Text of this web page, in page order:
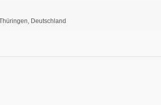
Deutschland